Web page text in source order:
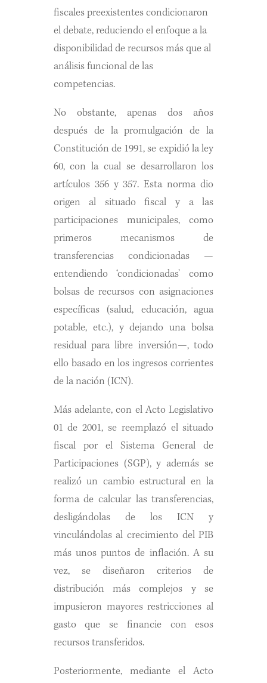
fiscales preexistentes condicionaron
el debate, reduciendo el enfoque a la
disponibilidad de recursos más que al
análisis funcional de las
competencias.
No obstante, apenas dos años
después de la promulgación de la
Constitución de 1991, se expidió la ley
60, con la cual se desarrollaron los
artículos 356 y 357. Esta norma dio
origen al situado fiscal y a las
participaciones municipales, como
primeros mecanismos de
transferencias condicionadas —
entendiendo ‘condicionadas’ como
bolsas de recursos con asignaciones
específicas (salud, educación, agua
potable, etc.), y dejando una bolsa
residual para libre inversión—, todo
ello basado en los ingresos corrientes
de la nación (ICN).
Más adelante, con el Acto Legislativo
01 de 2001, se reemplazó el situado
fiscal por el Sistema General de
Participaciones (SGP), y además se
realizó un cambio estructural en la
forma de calcular las transferencias,
desligándolas de los ICN y
vinculándolas al crecimiento del PIB
más unos puntos de inflación. A su
vez, se diseñaron criterios de
distribución más complejos y se
impusieron mayores restricciones al
gasto que se financie con esos
recursos transferidos.
Posteriormente, mediante el Acto